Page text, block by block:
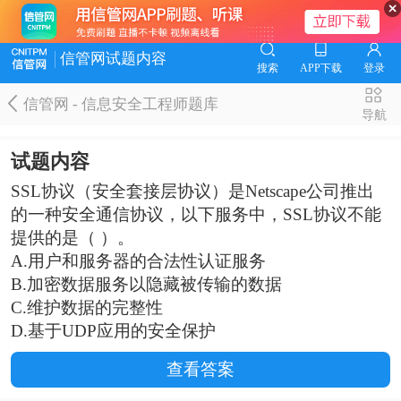
信管网试题内容
搜索 APP下载 登录
信管网 - 信息安全工程师题库
导航
试题内容
SSL协议（安全套接层协议）是Netscape公司推出
的一种安全通信协议，以下服务中，SSL协议不能
提供的是（ ）。
A.用户和服务器的合法性认证服务
B.加密数据服务以隐藏被传输的数据
C.维护数据的完整性
D.基于UDP应用的安全保护
查看答案